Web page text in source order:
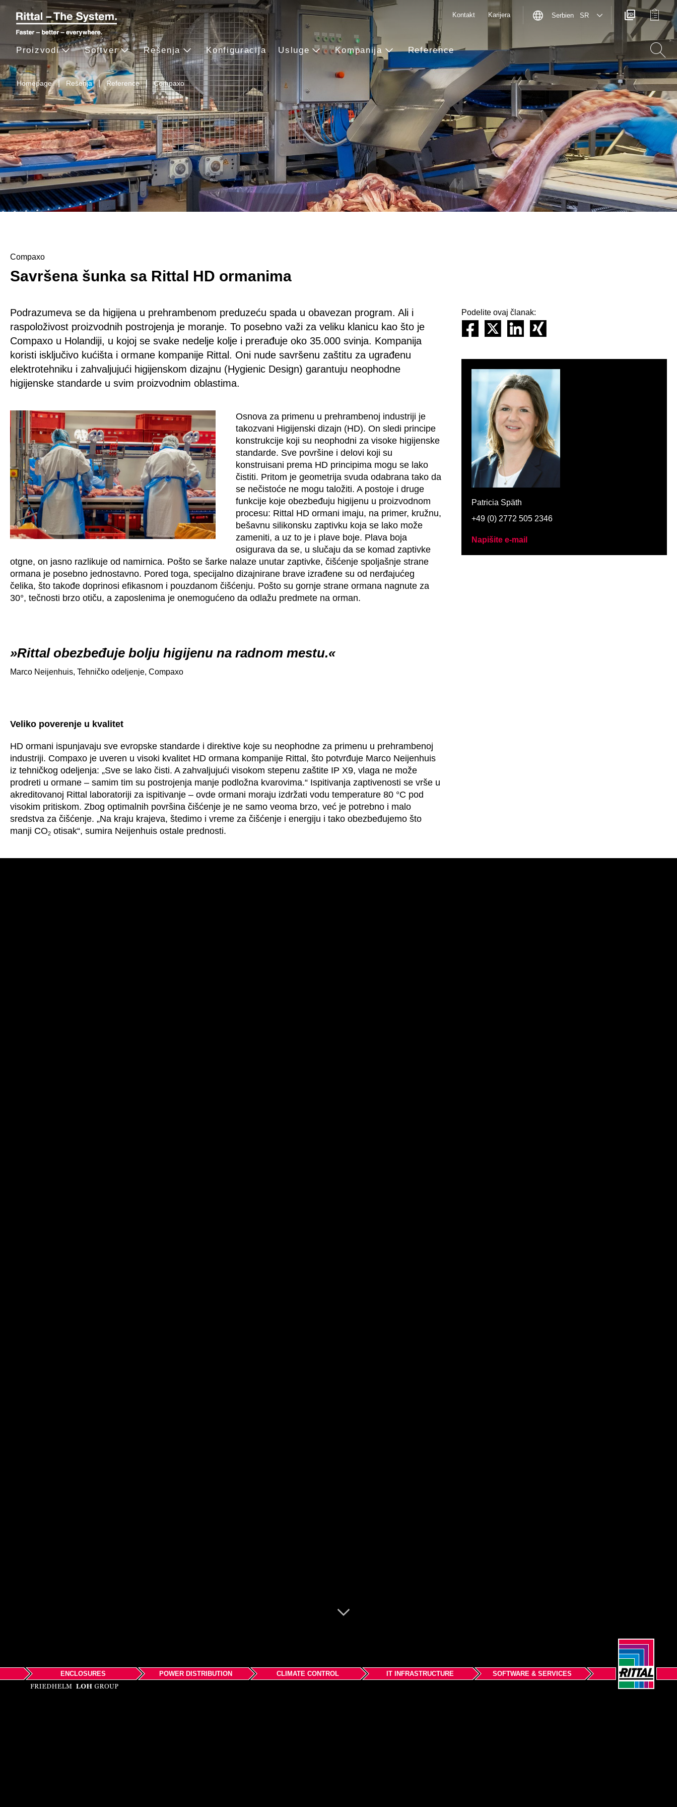
Homepage Rešenja Reference Compaxo
Proizvodi Softver Rešenja Konfiguracija Usluge Kompanija Reference
Kontakt Karijera Serbien SR
ENCLOSURES POWER DISTRIBUTION CLIMATE CONTROL IT INFRASTRUCTURE SOFTWARE & SERVICES
Compaxo
Savršena šunka sa Rittal HD ormanima
Podrazumeva se da higijena u prehrambenom preduzeću spada u obavezan program. Ali i
raspoloživost proizvodnih postrojenja je moranje. To posebno važi za veliku klanicu kao što je
Compaxo u Holandiji, u kojoj se svake nedelje kolje i prerađuje oko 35.000 svinja. Kompanija
koristi isključivo kućišta i ormane kompanije Rittal. Oni nude savršenu zaštitu za ugrađenu
elektrotehniku i zahvaljujući higijenskom dizajnu (Hygienic Design) garantuju neophodne
higijenske standarde u svim proizvodnim oblastima.
Osnova za primenu u prehrambenoj industriji je
takozvani Higijenski dizajn (HD). On sledi principe
konstrukcije koji su neophodni za visoke higijenske
standarde. Sve površine i delovi koji su
konstruisani prema HD principima mogu se lako
čistiti. Pritom je geometrija svuda odabrana tako da
se nečistoće ne mogu taložiti. A postoje i druge
funkcije koje obezbeđuju higijenu u proizvodnom
procesu: Rittal HD ormani imaju, na primer, kružnu,
bešavnu silikonsku zaptivku koja se lako može
zameniti, a uz to je i plave boje. Plava boja
osigurava da se, u slučaju da se komad zaptivke
otgne, on jasno razlikuje od namirnica. Pošto se šarke nalaze unutar zaptivke, čišćenje spoljašnje strane
ormana je posebno jednostavno. Pored toga, specijalno dizajnirane brave izrađene su od nerđajućeg
čelika, što takođe doprinosi efikasnom i pouzdanom čišćenju. Pošto su gornje strane ormana nagnute za
30°, tečnosti brzo otiču, a zaposlenima je onemogućeno da odlažu predmete na orman.
Rittal obezbeđuje bolju higijenu na radnom mestu.
Marco Neijenhuis, Tehničko odeljenje, Compaxo
Veliko poverenje u kvalitet
HD ormani ispunjavaju sve evropske standarde i direktive koje su neophodne za primenu u prehrambenoj
industriji. Compaxo je uveren u visoki kvalitet HD ormana kompanije Rittal, što potvrđuje Marco Neijenhuis
iz tehničkog odeljenja: „Sve se lako čisti. A zahvaljujući visokom stepenu zaštite IP X9, vlaga ne može
prodreti u ormane – samim tim su postrojenja manje podložna kvarovima.“ Ispitivanja zaptivenosti se vrše u
akreditovanoj Rittal laboratoriji za ispitivanje – ovde ormani moraju izdržati vodu temperature 80 °C pod
visokim pritiskom. Zbog optimalnih površina čišćenje je ne samo veoma brzo, već je potrebno i malo
sredstva za čišćenje. „Na kraju krajeva, štedimo i vreme za čišćenje i energiju i tako obezbeđujemo što
manji CO2 otisak“, sumira Neijenhuis ostale prednosti.
Podelite ovaj članak:
Patricia Späth
+49 (0) 2772 505 2346
Napišite e-mail